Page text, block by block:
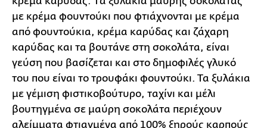
με κρέμα φουντούκι που φτιάχνονται με κρέμα
από φουντούκια, κρέμα καρύδας και ζάχαρη
καρύδας και τα βουτάνε στη σοκολάτα, είναι
γεύση που βασίζεται και στο δημοφιλές γλυκό
του που είναι το τρουφάκι φουντούκι. Τα ξυλάκια
με γέμιση φιστικοβούτυρο, ταχίνι και μέλι
βουτηγμένα σε μαύρη σοκολάτα περιέχουν
αλείμματα φτιαγμένα από 100% ξηρούς καρπούς